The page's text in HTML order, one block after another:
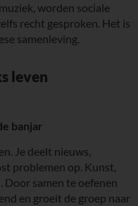
worden sociale
recht gesproken. Het is
samenleving.
leven
banjar
Je deelt nieuws,
problemen op. Kunst,
Door samen te oefenen
en groeit de groep naar